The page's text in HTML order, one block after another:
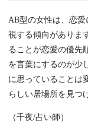
AB型の女性は、恋
視する傾向がありま
ることが恋愛の優先
を言葉にするのが少
に思っていることは
らしい居場所を見つ
（千夜/占い師）